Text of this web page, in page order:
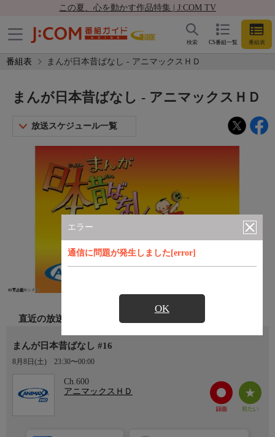
この夏、心を動かす作品特集 | J:COM TV
CS番組一覧 番組表
検索
番組表 まんが日本昔ばなし - アニマックスＨＤ
エラー
通信に問題が発生しました[error]
OK
まんが日本昔ばなし - アニマックスＨＤ
放送スケジュール一覧
直近の放送
まんが日本昔ばなし #16
8月8日(土) 23:30〜00:00
Ch.600
アニマックスＨＤ